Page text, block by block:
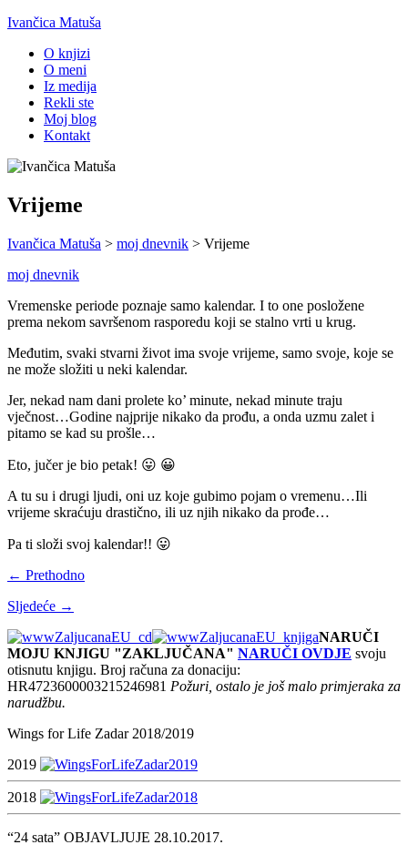
Ivančica Matuša
O knjizi
O meni
Iz medija
Rekli ste
Moj blog
Kontakt
Vrijeme
Ivančica Matuša > moj dnevnik > Vrijeme
moj dnevnik
Vremenske periode poznaje samo kalendar. I to one posložene
prema nekom savršenom rasporedu koji se stalno vrti u krug.
Međutim, svaki stvarni život ima svoje vrijeme, samo svoje, koje se
ne može složiti u neki kalendar.
Jer, nekad nam dani prolete ko’ minute, nekad minute traju
vječnost…Godine najprije nikako da prođu, a onda uzmu zalet i
pitamo se kad su prošle…
Eto, jučer je bio petak! 😛 😀
A tu su i drugi ljudi, oni uz koje gubimo pojam o vremenu…Ili
vrijeme skraćuju drastično, ili uz njih nikako da prođe…
Pa ti složi svoj kalendar!! 😛
← Prethodno
Sljedeće →
NARUČI
MOJU KNJIGU "ZAKLJUČANA" NARUČI OVDJE svoju
otisnutu knjigu. Broj računa za donaciju:
HR4723600003215246981 Požuri, ostalo je još malo primjeraka za
narudžbu.
Wings for Life Zadar 2018/2019
2019
2018
“24 sata” OBJAVLJUJE 28.10.2017.